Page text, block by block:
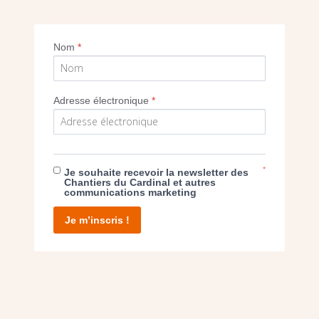
SEUL VOTRE DON
NOUS PERMET D’AGIR
FAIRE UN DON
Nom *
Adresse électronique *
Je souhaite recevoir la newsletter des
Chantiers du Cardinal et autres
communications marketing
*
Je m’inscris !